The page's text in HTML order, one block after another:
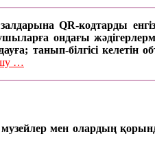
залдарына QR-кодтарды
ондағы
танып-білгісі
…
музейлер мен олардың